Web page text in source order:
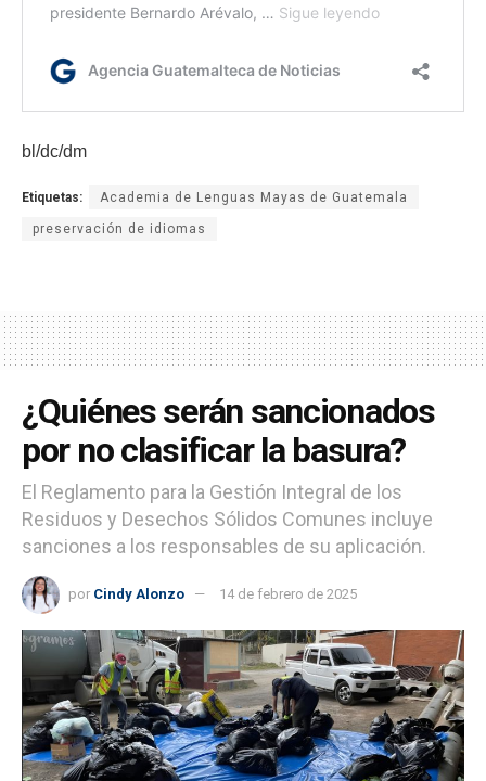
bl/dc/dm
Etiquetas: Academia de Lenguas Mayas de Guatemala
preservación de idiomas
¿Quiénes serán sancionados
por no clasificar la basura?
El Reglamento para la Gestión Integral de los
Residuos y Desechos Sólidos Comunes incluye
sanciones a los responsables de su aplicación.
por Cindy Alonzo 14 de febrero de 2025